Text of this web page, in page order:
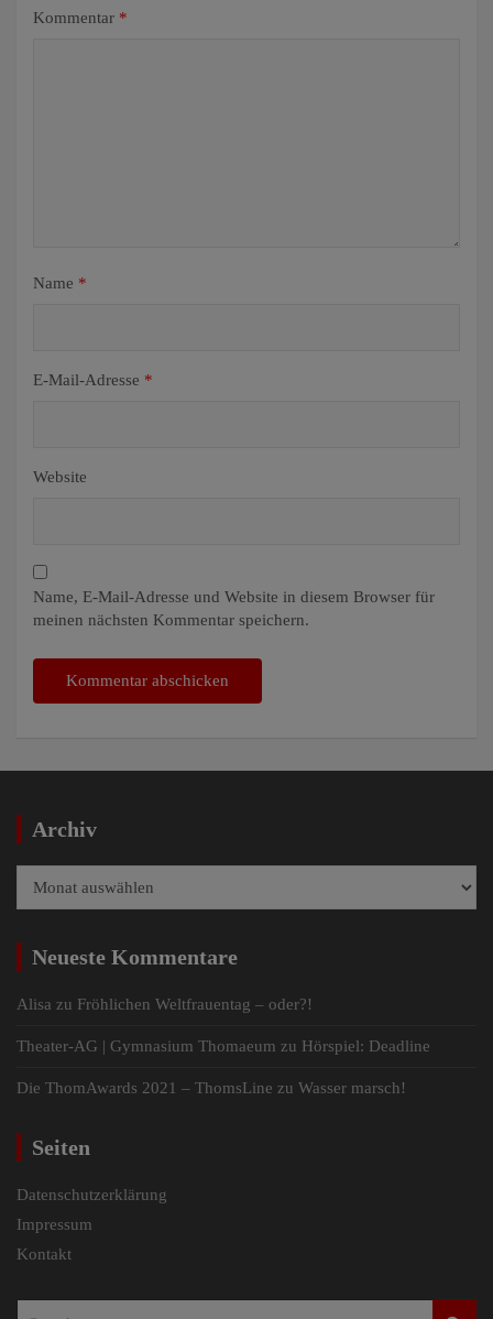
Kommentar *
Name *
E-Mail-Adresse *
Website
Name, E-Mail-Adresse und Website in diesem Browser für
meinen nächsten Kommentar speichern.
Archiv
Neueste Kommentare
Alisa zu Fröhlichen Weltfrauentag – oder?!
Theater-AG | Gymnasium Thomaeum zu Hörspiel: Deadline
Die ThomAwards 2021 – ThomsLine zu Wasser marsch!
Seiten
Datenschutzerklärung
Impressum
Kontakt